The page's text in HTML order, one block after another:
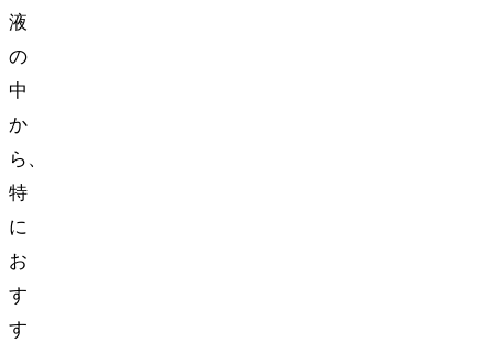
液
の
中
か
ら、
特
に
お
す
す